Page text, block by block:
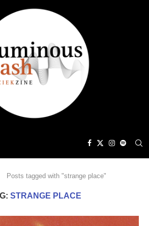
Posts tagged with "strange place"
STRANGE PLACE